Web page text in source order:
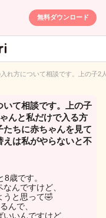
無料ダウンロード
れ方について相談です。上の子
て相談です。上の子
んと私だけで入る方
ちに赤ちゃんを見て
えは私がやらないと不
歳です。
んですけど、
うと思って🤣
んで、
いんですけど、